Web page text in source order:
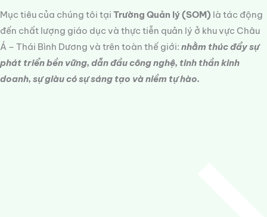
Mục tiêu của chúng tôi tại Trường Quản lý (SOM) là tác động
đến chất lượng giáo dục và thực tiễn quản lý ở khu vực Châu
Á – Thái Bình Dương và trên toàn thế giới: nhằm thúc đẩy sự
phát triển bền vững, dẫn đầu công nghệ, tinh thần kinh
doanh, sự giàu có sự sáng tạo và niềm tự hào.